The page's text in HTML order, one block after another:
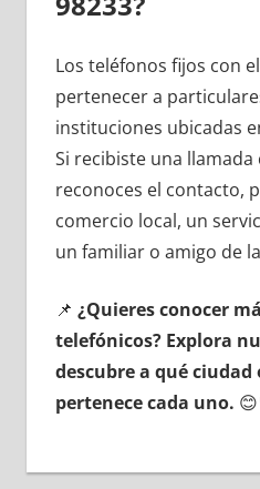
Los teléfonos fijos сοn
pertenecer а
instituciones ubicadas
Si recibiste una
reconoces el contacto,
comercio local, un
un familiar ο amigo dе
📌 ¿Quieres conocer
telefónicos? Explora
descubre а qué
pertenece cada uno.